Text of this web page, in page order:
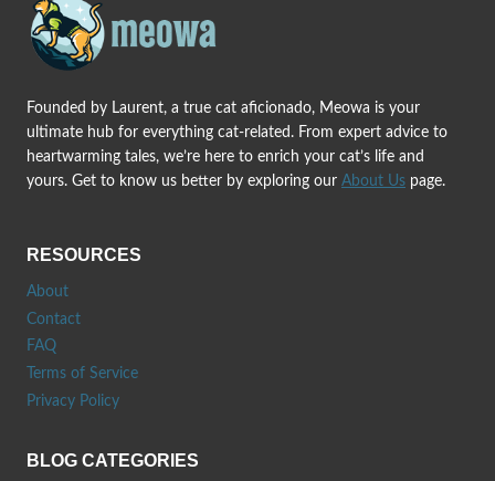
Founded by Laurent, a true cat aficionado, Meowa is your
ultimate hub for everything cat-related. From expert advice to
heartwarming tales, we’re here to enrich your cat’s life and
yours. Get to know us better by exploring our About Us page.
RESOURCES
About
Contact
FAQ
Terms of Service
Privacy Policy
BLOG CATEGORIES